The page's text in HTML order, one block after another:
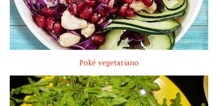
Poké vegetariano